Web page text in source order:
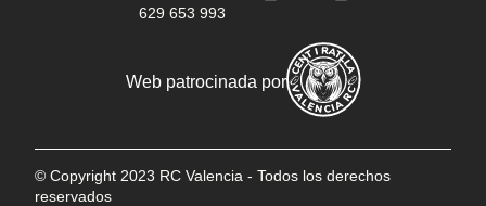
629 653 993
Web patrocinada por
© Copyright 2023 RC Valencia - Todos los derechos
reservados